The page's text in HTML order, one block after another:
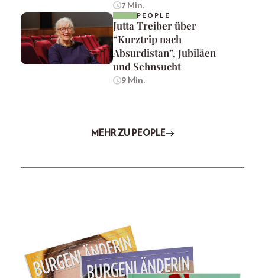
7 Min.
PEOPLE
Jutta Treiber über
“Kurztrip nach
Absurdistan”, Jubiläen
und Sehnsucht
9 Min.
MEHR ZU PEOPLE